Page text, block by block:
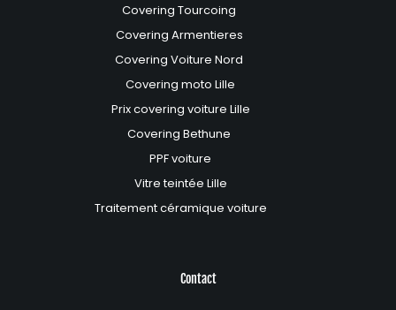
Covering Tourcoing
Covering Armentieres
Covering Voiture Nord
Covering moto Lille
Prix covering voiture Lille
Covering Bethune
PPF voiture
Vitre teintée Lille
Traitement céramique voiture
Contact